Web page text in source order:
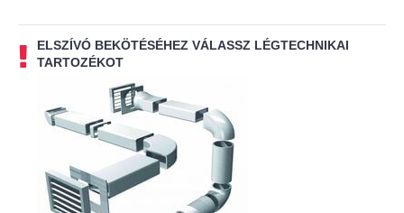
ELSZÍVÓ BEKÖTÉSÉHEZ VÁLASSZ LÉGTECHNIKAI
TARTOZÉKOT